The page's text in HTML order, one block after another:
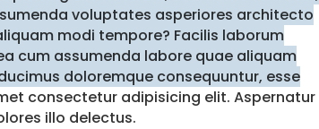
voluptates asperiores architecto
modi tempore? Facilis laborum
cum assumenda labore quae aliquam
doloremque consequuntur, esse
consectetur adipisicing elit. Aspernatur
illo delectus.